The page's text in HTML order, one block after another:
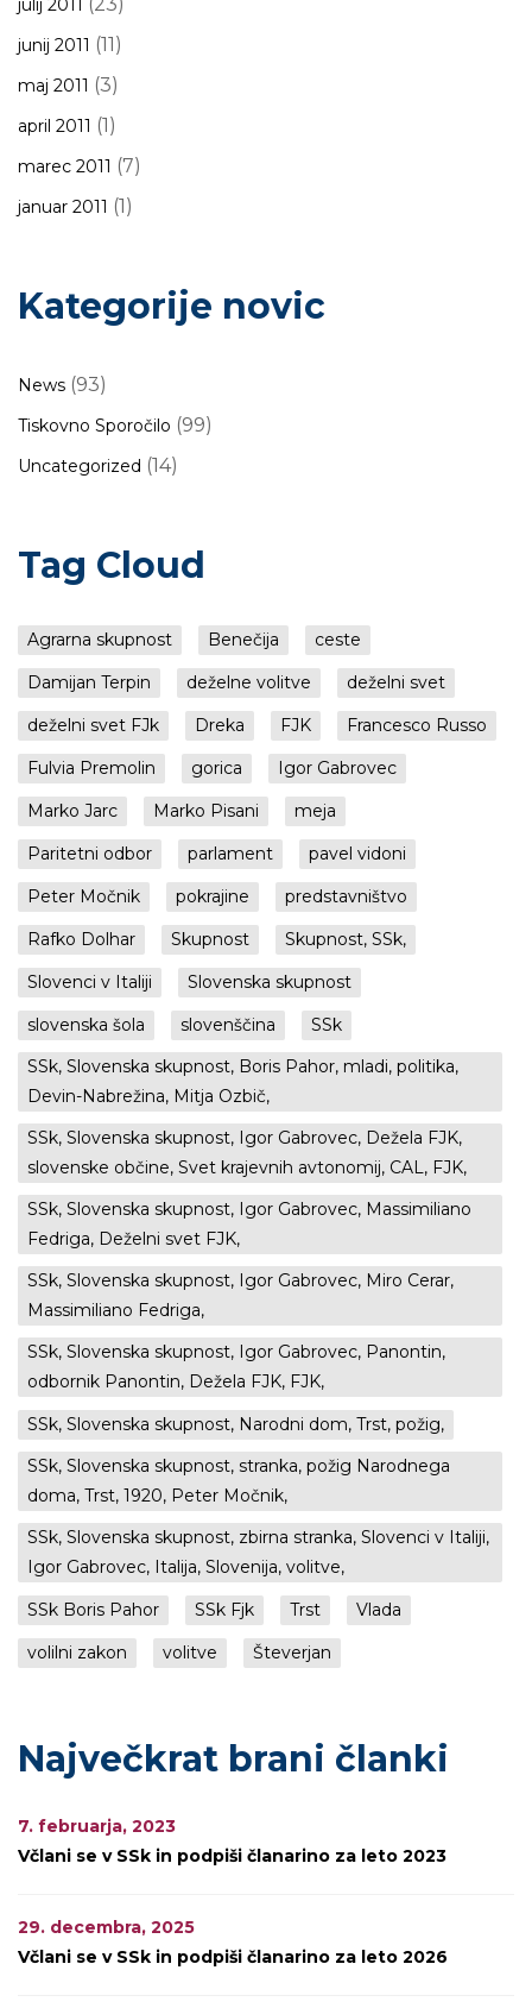
julij 2011
junij 2011 (11)
maj 2011 (3)
april 2011 (1)
marec 2011 (7)
januar 2011 (1)
Kategorije novic
News (93)
Tiskovno Sporočilo (99)
Uncategorized (14)
Tag Cloud
Agrarna skupnost Benečija
ceste
Damijan Terpin
deželne volitve
deželni svet
deželni svet FJk
Dreka FJK
Francesco Russo
Fulvia Premolin
gorica
Igor Gabrovec
Marko Jarc
Marko Pisani
meja
Paritetni odbor
parlament
pavel vidoni
Peter Močnik
pokrajine
predstavništvo
Rafko Dolhar
Skupnost
Skupnost, SSk,
Slovenci v Italiji
Slovenska skupnost
slovenska šola
slovenščina
SSk
SSk, Slovenska skupnost, Boris Pahor, mladi, politika,
Devin-Nabrežina, Mitja Ozbič,
SSk, Slovenska skupnost, Igor Gabrovec, Dežela FJK,
slovenske občine, Svet krajevnih avtonomij, CAL, FJK,
SSk, Slovenska skupnost, Igor Gabrovec, Massimiliano
Fedriga, Deželni svet FJK,
SSk, Slovenska skupnost, Igor Gabrovec, Miro Cerar,
Massimiliano Fedriga,
SSk, Slovenska skupnost, Igor Gabrovec, Panontin,
odbornik Panontin, Dežela FJK, FJK,
SSk, Slovenska skupnost, Narodni dom, Trst, požig,
SSk, Slovenska skupnost, stranka, požig Narodnega
doma, Trst, 1920, Peter Močnik,
SSk, Slovenska skupnost, zbirna stranka, Slovenci v Italiji,
Igor Gabrovec, Italija, Slovenija, volitve,
SSk Boris Pahor
SSk Fjk Trst
Vlada
volilni zakon
volitve Števerjan
Največkrat brani članki
7. februarja, 2023
Včlani se v SSk in podpiši članarino za leto 2023
29. decembra, 2025
Včlani se v SSk in podpiši članarino za leto 2026